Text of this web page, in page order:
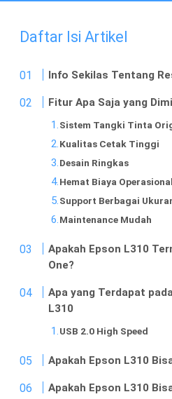
Daftar Isi Artikel
Info Sekilas Tentang
Fitur Apa Saja yang
Sistem Tangki Tinta
Kualitas Cetak Tinggi
Desain Ringkas
Hemat Biaya Operasional
Support Berbagai
Maintenance Mudah
Apakah Epson L310
One?
Apa yang Terdapat
L310
USB 2.0 High Speed
Apakah Epson L310
Apakah Epson L310